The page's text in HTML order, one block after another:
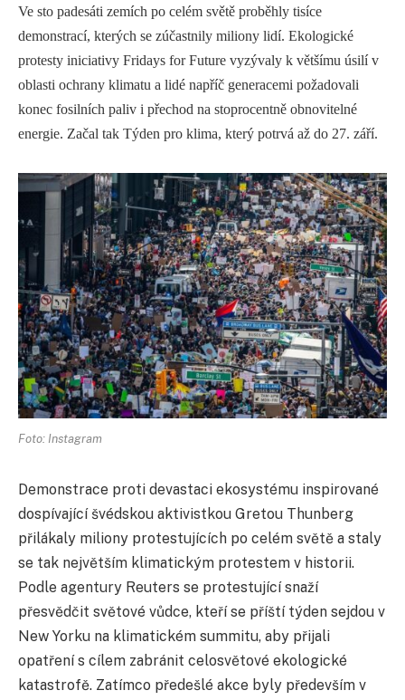
Ve sto padesáti zemích po celém světě proběhly tisíce
demonstrací, kterých se zúčastnily miliony lidí. Ekologické
protesty iniciativy Fridays for Future vyzývaly k většímu úsilí v
oblasti ochrany klimatu a lidé napříč generacemi požadovali
konec fosilních paliv i přechod na stoprocentně obnovitelné
energie. Začal tak Týden pro klima, který potrvá až do 27. září.
Foto: Instagram
Demonstrace proti devastaci ekosystému inspirované
dospívající švédskou aktivistkou Gretou Thunberg
přilákaly miliony protestujících po celém světě a staly
se tak největším klimatickým protestem v historii.
Podle agentury Reuters se protestující snaží
přesvědčit světové vůdce, kteří se příští týden sejdou v
New Yorku na klimatickém summitu, aby přijali
opatření s cílem zabránit celosvětové ekologické
katastrofě. Zatímco předešlé akce byly především v